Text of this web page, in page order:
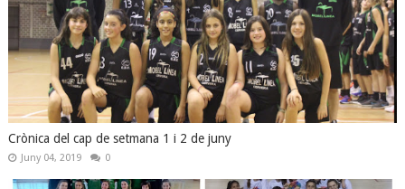
Crònica del cap de setmana 1 i 2 de juny
Juny 04, 2019 0